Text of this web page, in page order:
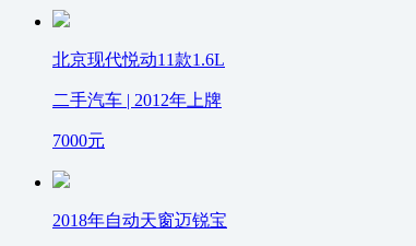
北京现代悦动11款1.6L
二手汽车 | 2012年上牌
7000元
2018年自动天窗迈锐宝